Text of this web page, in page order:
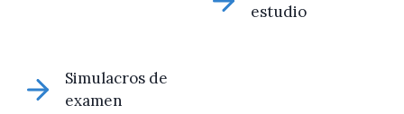
estudio
Simulacros de
examen